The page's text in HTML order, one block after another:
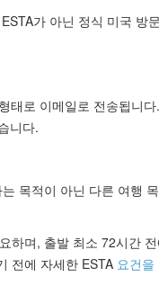
가 아닌 정식 미국 방
태로 이메일로 전송됩니다
니다.
목적이 아닌 다른 여행
하며, 출발 최소 72시간
전에 자세한 ESTA 요건을